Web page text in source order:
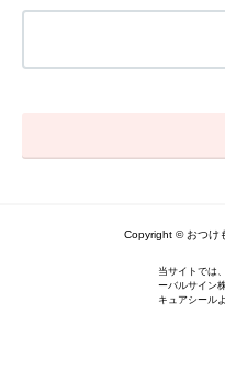
Copyright © おつけ
当サイトでは
ーバルサイン
キュアシール